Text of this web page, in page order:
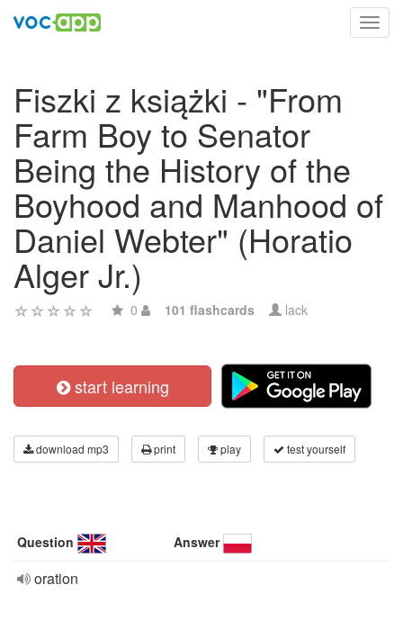
Fiszki z książki - "From
Farm Boy to Senator
Being the History of the
Boyhood and Manhood of
Daniel Webter" (Horatio
Alger Jr.)
0 101 flashcards lack
start learning
download mp3 print play test yourself
Question Answer
oration